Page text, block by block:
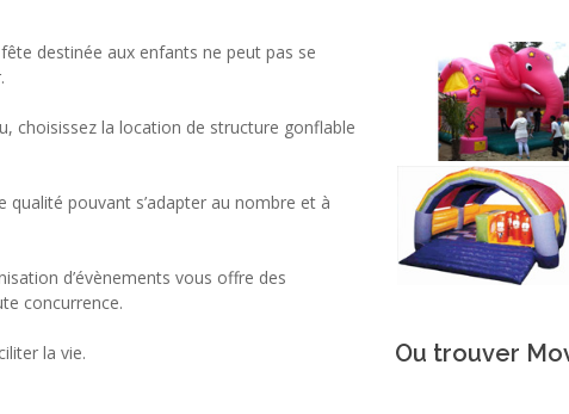
destinée aux enfants ne peut pas se
choisissez la location de structure gonflable
pouvant s’adapter au nombre et à
d’évènements vous offre des
concurrence.
la vie. Ou trouver